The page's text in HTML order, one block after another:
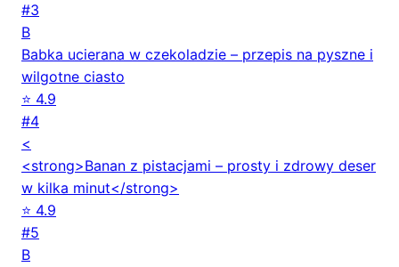
#3
B
Babka ucierana w czekoladzie – przepis na pyszne i
wilgotne ciasto
⭐ 4.9
#4
<
<strong>Banan z pistacjami – prosty i zdrowy deser
w kilka minut</strong>
⭐ 4.9
#5
B